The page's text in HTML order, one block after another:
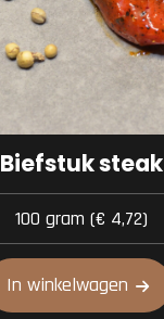
Biefstuk steak
In winkelwagen